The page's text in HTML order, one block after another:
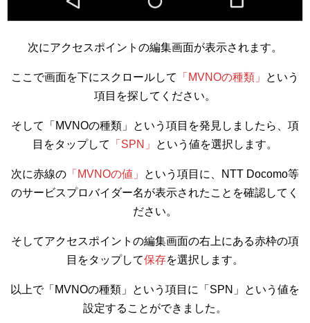
次にアクセスポイントの編集画面が表示されます。
ここで画面を下にスクロールして 「MVNOの種類」
という
項目を探してください。
そして「MVNOの種類」という項目を発見しましたら、項
目をタップして
「SPN」 という値を選択します。
次に赤線の 「MVNOの値」
という項目に、NTT Docomo等
のサービスプロバイダー名が表示されたことを確認してく
ださい。
そしてアクセスポイントの編集画面の右上にある赤枠の項
目をタップして保存を選択します。
以上で「MVNOの種類」という項目に「SPN」という値を
設定することができました。